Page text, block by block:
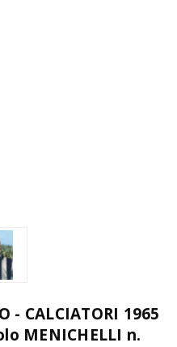
- CALCIATORI 1965
MENICHELLI n.